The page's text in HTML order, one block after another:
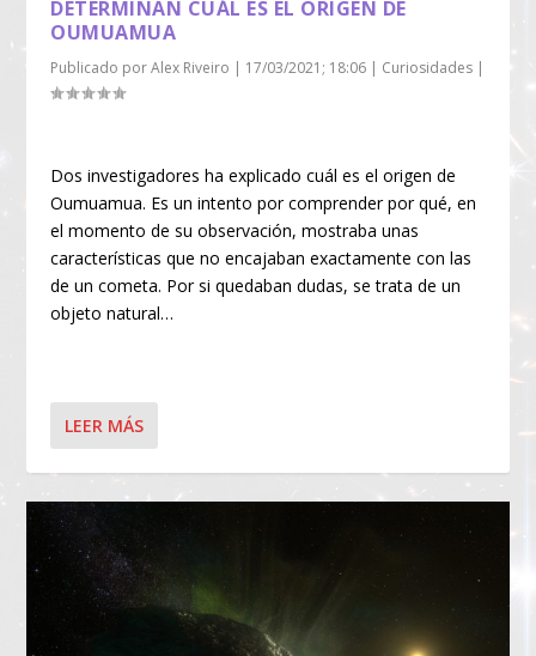
DETERMINAN CUÁL ES EL ORIGEN DE
OUMUAMUA
Publicado porAlex Riveiro | 17/03/2021; 18:06 | Curiosidades |
Dos investigadores ha explicado cuál es el origen de
Oumuamua. Es un intento por comprender por qué, en
el momento de su observación, mostraba unas
características que no encajaban exactamente con las
de un cometa. Por si quedaban dudas, se trata de un
objeto natural…
LEER MÁS